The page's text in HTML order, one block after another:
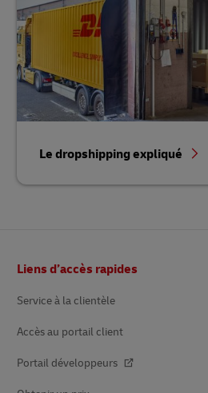
Le dropshipping expliqué
de
Liens d’accès rapides
Service à la clientèle
Accès au portail client
Portail développeurs